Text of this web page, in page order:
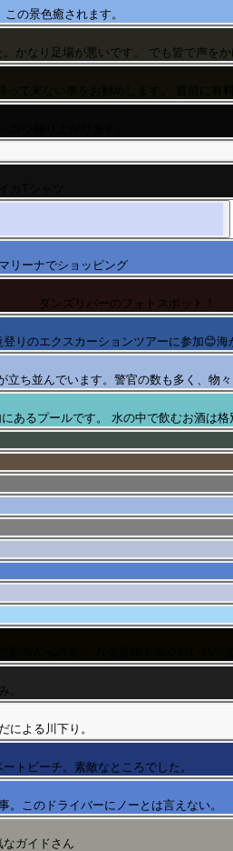
の景色癒されます。
足場の悪い所は皆手を繋ぎながら登ります。
リーナでショッピング
ダンズリバーのフォトスポット！
のエクスカーションツアーに参加😊海
ち並んでいます。警官の数も多く、物々
あるプールです。 水の中で飲むお酒は格
。
による川下り。
トビーチ。素敵なところでした。
。このドライバーにノーとは言えない。
ガイドさん